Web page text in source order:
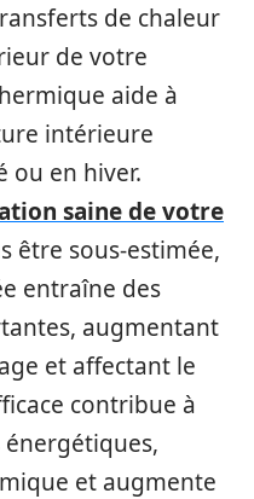
de chaleur
de votre
aide à
intérieure
ou en hiver.
saine de votre
être sous-estimée,
entraîne des
augmentant
et affectant le
contribue à
et augmente